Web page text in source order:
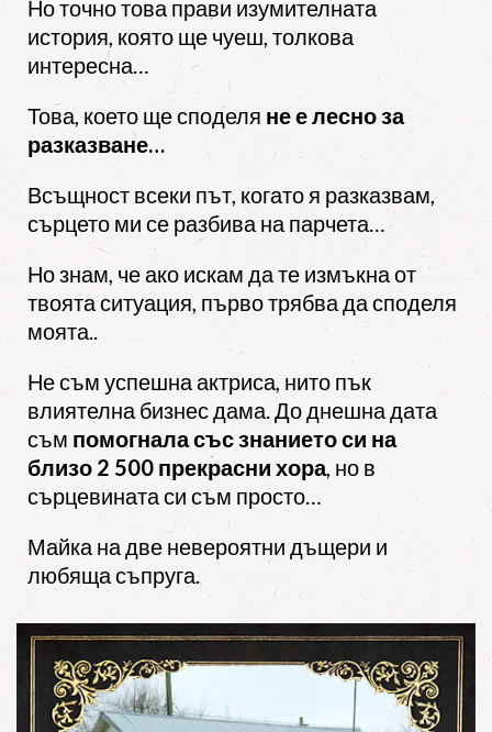
Но точно това прави изумителната
история, която ще чуеш, толкова
интересна…
Това, което ще споделя не е лесно за
разказване…
Всъщност всеки път, когато я разказвам,
сърцето ми се разбива на парчета…
Но знам, че ако искам да те измъкна от
твоята ситуация, първо трябва да споделя
моята..
Не съм успешна актриса, нито пък
влиятелна бизнес дама. До днешна дата
съм помогнала със знанието си на
близо 2 500 прекрасни хора, но в
сърцевината си съм просто…
Майка на две невероятни дъщери и
любяща съпруга.